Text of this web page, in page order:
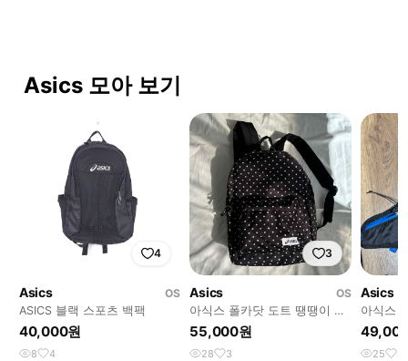
Asics 모아 보기
4
Asics
OS
ASICS 블랙 스포츠 백팩
40,000원
8 4
3
Asics
OS
아식스 폴카닷 도트 땡땡이 백
팩
55,000원
28 3
Asics
아식스
25 2